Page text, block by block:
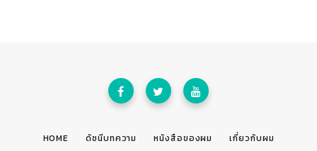
HOME ดัชนีบทความ หนังสือของผม เกี่ยวกับผม